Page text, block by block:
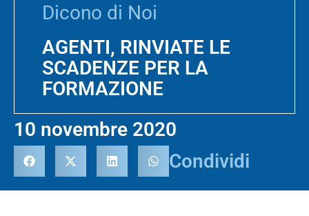
Dicono di Noi
AGENTI, RINVIATE LE
SCADENZE PER LA
FORMAZIONE
10 novembre 2020
Condividi